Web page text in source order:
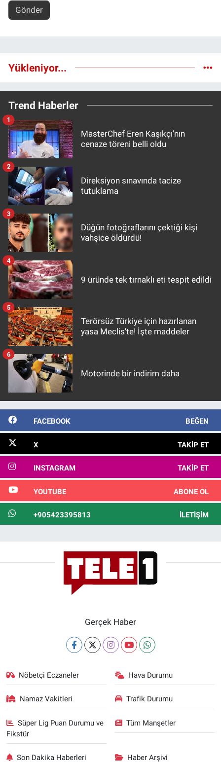
Gönder
Yükleniyor...
Trend Haberler
MasterChef Eren Kaşıkçı'nın
cenaze töreni belli oldu
1
Direksiyon sınavında tacize
tutuklama
2
Düğün fotoğraflarını çektiği kişi
vahşice öldürdü!
3
9 üründe tek tırnaklı eti tespit edildi
4
Terörsüz Türkiye için hazırlanan
yasa Meclis'te! İşte maddeler
5
Motorinde bir indirim daha
6
FACEBOOK BEĞEN
X TAKIP ET
INSTAGRAM TAKIP ET
YOUTUBE ABONE OL
+905423395813 İLETIŞIM
Gerçek Haber
Nöbetçi Eczaneler Hava Durumu
Namaz Vakitleri Trafik Durumu
Süper Lig Puan Durumu ve
Fikstür
Tüm Manşetler
Son Dakika Haberleri Haber Arşivi